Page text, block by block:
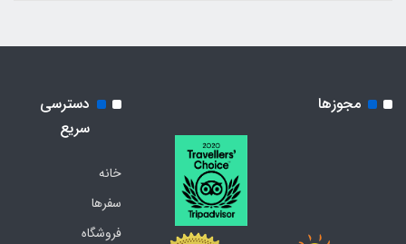
مجوزها
دسترسی
سریع
خانه
سفرها
فروشگاه